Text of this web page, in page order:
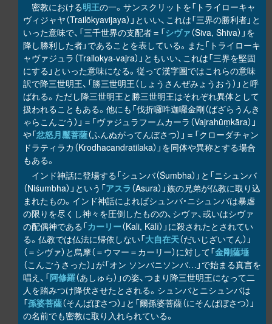
密教における明王の一。サンスクリットを「トライローキャ
ヴィジャヤ（Trailōkyavijaya）」といい、これは「三界の勝利者」と
いった意味で、「三千世界の支配者＝「シヴァ（Siva, Shiva）」を
降し勝利した者」であることを表している。また「トライローキ
ャヴァジュラ（Trailokya-vajra）」ともいい、これは「三界を堅固
にする」といった意味になる。従って漢字圏ではこれらの意味
訳で降三世明王、「勝三世明王（しょうさんぜみょうおう）」と呼
ばれる。ただし降三世明王と勝三世明王はそれぞれ異体として
扱われることもある。他にも「伐折囉吽迦囉金剛（ばざらうんき
ゃらこんごう）」＝「ヴァジュラフームカーラ（Vajrahūṃkāra）」
や「忿怒月黶菩薩（ふんぬがってんぼさつ）」＝「クローダチャン
ドラティラカ（Krodhacandratilaka）」を同体や異称とする場合
もある。
インド神話に登場する「シュンバ（Śumbha）」と「ニシュンバ
（Niśumbha）」という「アスラ （Asura）」族の兄弟が仏教に取り込
まれたもの。インド神話によればシュンバ・ニシュンバは暴虐
の限りを尽くし神々を圧倒したものの、シヴァ、或いはシヴァ
の配偶神である「カーリー（Kali, Kālī）」に殺されたとされてい
る。仏教では仏法に帰依しない「大自在天（だいじざいてん）」
（＝シヴァ）と烏摩（＝ウマー＝カーリー）に対して「金剛薩埵
（こんごうさった）」が「オン ソンバニソンバ…」で始まる真言を
唱え、「阿修羅（あしゅら）」の姿、つまり降三世明王になって二
人を踏みつけ降伏させたとされる。シュンバとニシュンバは
「孫婆菩薩（そんばぼさつ）」と「爾孫婆菩薩（にそんばぼさつ）」
の名前でも密教に取り入れられている。